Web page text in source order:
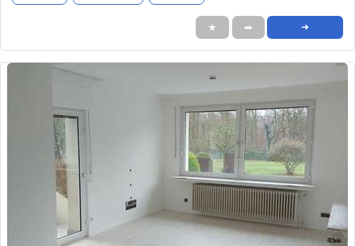
★ ➦ ➜